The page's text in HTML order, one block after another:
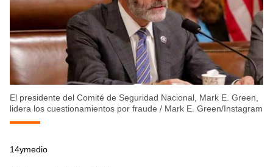
El presidente del Comité de Seguridad Nacional, Mark E. Green,
lidera los cuestionamientos por fraude / Mark E. Green/Instagram
14ymedio